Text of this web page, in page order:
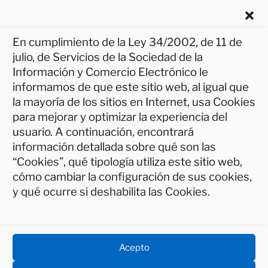
En cumplimiento de la Ley 34/2002, de 11 de
julio, de Servicios de la Sociedad de la
Información y Comercio Electrónico le
informamos de que este sitio web, al igual que
la mayoría de los sitios en Internet, usa Cookies
para mejorar y optimizar la experiencia del
usuario. A continuación, encontrará
información detallada sobre qué son las
“Cookies”, qué tipología utiliza este sitio web,
cómo cambiar la configuración de sus cookies,
y qué ocurre si deshabilita las Cookies.
Acepto
Aviso legal
Política de privacidad
Política de cookies (UE)
Protección de Datos – INFORMACIÓN BÁSICA
Donaciones